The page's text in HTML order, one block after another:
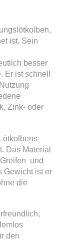
ist. Sein
besser
ist schnell
Zink- oder
Das Material
und
Gewicht ist er
die
den